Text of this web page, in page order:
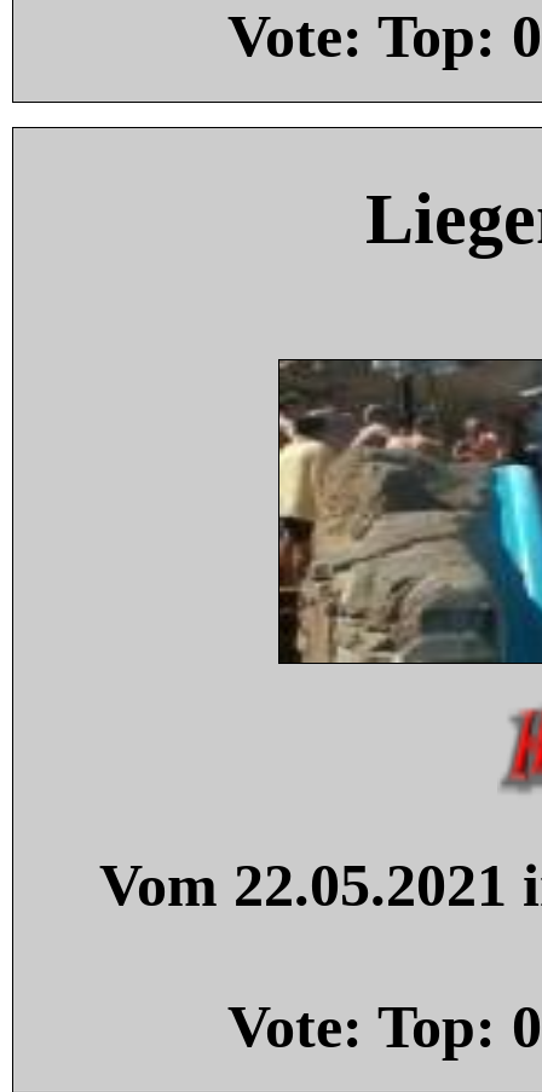
Vote: Top: 0
Vom
Vote: Top: 0